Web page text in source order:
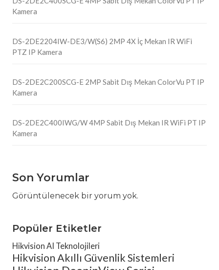
Kamera
DS-2DE2204IW-DE3/W(S6) 2MP 4X İç Mekan IR WiFi
PTZ IP Kamera
DS-2DE2C200SCG-E 2MP Sabit Dış Mekan ColorVu PT IP
Kamera
DS-2DE2C400IWG/W 4MP Sabit Dış Mekan IR WiFi PT IP
Kamera
Son Yorumlar
Görüntülenecek bir yorum yok.
Popüler Etiketler
Hikvision AI Teknolojileri
Hikvision Akıllı Güvenlik Sistemleri